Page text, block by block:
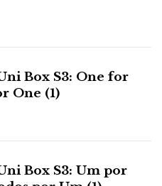
b
o
k
t
e
l
e
Box S3: One for
One (1)
Box S3: Um por